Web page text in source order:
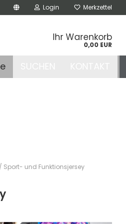
Login Merkzettel
Ihr Warenkorb
0,00 EUR
/ Sport- und Funktionsjersey